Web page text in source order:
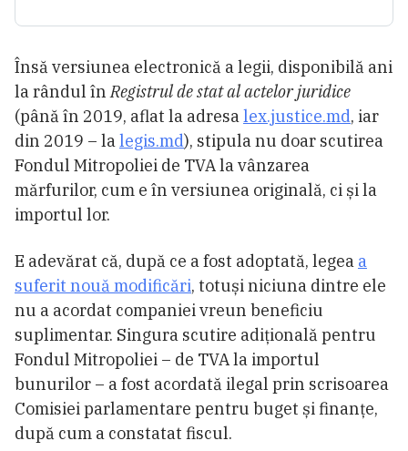
Însă versiunea electronică a legii, disponibilă ani
la rândul înRegistrul de stat al actelor juridice
(până în 2019, aflat la adresalex.justice.md, iar
din 2019 – lalegis.md), stipula nu doar scutirea
Fondul Mitropoliei de TVA la vânzarea
mărfurilor, cum e în versiunea originală, ci și la
importul lor.
E adevărat că, după ce a fost adoptată, legea a
suferit nouă modificări, totuși niciuna dintre ele
nu a acordat companiei vreun beneficiu
suplimentar. Singura scutire adițională pentru
Fondul Mitropoliei – de TVA la importul
bunurilor – a fost acordată ilegal prin scrisoarea
Comisiei parlamentare pentru buget și finanțe,
după cum a constatat fiscul.